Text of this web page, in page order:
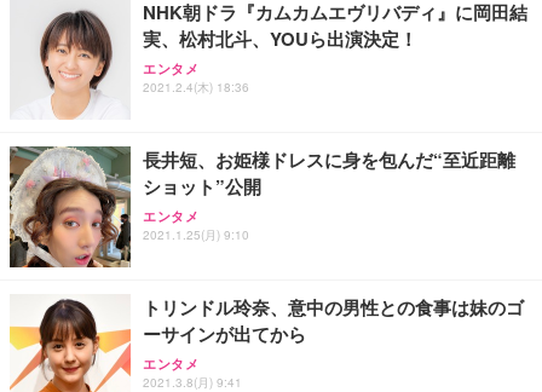
NHK朝ドラ『カムカムエヴリバディ』に岡田結
実、松村北斗、YOUら出演決定！
エンタメ
2021.2.4(木) 18:36
長井短、お姫様ドレスに身を包んだ“至近距離
ショット”公開
エンタメ
2021.1.25(月) 9:10
トリンドル玲奈、意中の男性との食事は妹のゴ
ーサインが出てから
エンタメ
2021.3.8(月) 9:41